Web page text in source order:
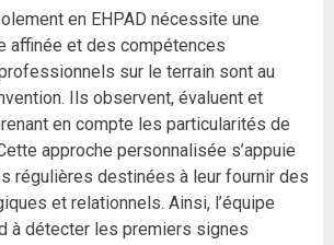
en EHPAD nécessite une
affinée et des compétences
sur le terrain sont au
Ils observent, évaluent et
en compte les particularités de
approche personnalisée s’appuie
régulières destinées à leur fournir des
et relationnels. Ainsi, l’équipe
à détecter les premiers signes